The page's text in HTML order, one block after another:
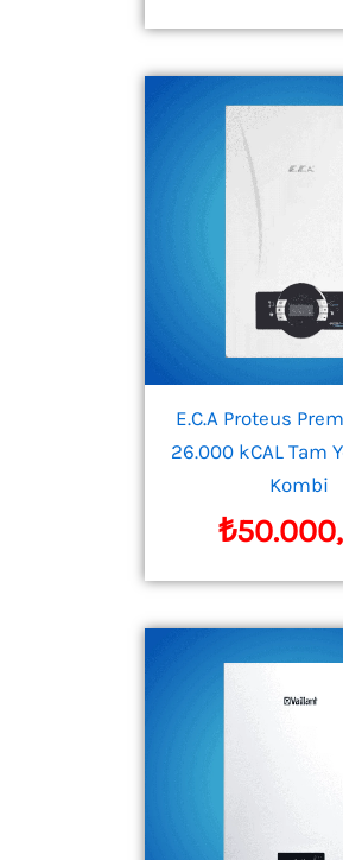
E.C.A Proteus
26.000 kCAL Tam
Kombi
₺